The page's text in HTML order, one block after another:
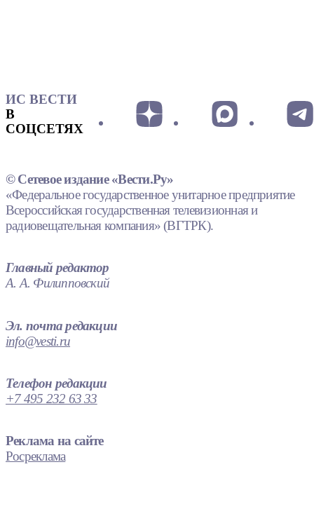
ИС ВЕСТИ
В
СОЦСЕТЯХ
© Сетевое издание «Вести.Ру»
«Федеральное государственное унитарное предприятие
Всероссийская государственная телевизионная и
радиовещательная компания» (ВГТРК).
Главный редактор
А. А. Филипповский
Эл. почта редакции
info@vesti.ru
Телефон редакции
+7 495 232 63 33
Реклама на сайте
Росреклама